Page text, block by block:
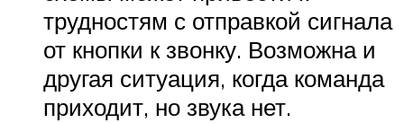
трудностям с отправкой сигнала
от кнопки к звонку. Возможна и
другая ситуация, когда команда
приходит, но звука нет.